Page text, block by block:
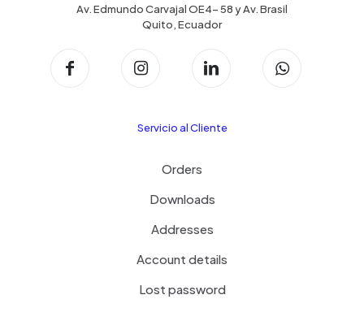
Av. Edmundo Carvajal OE4- 58 y Av. Brasil
Quito, Ecuador
Servicio al Cliente
Orders
Downloads
Addresses
Account details
Lost password